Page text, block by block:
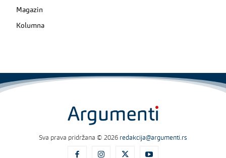
Magazin
Kolumna
Sva prava pridržana © 2026 redakcija@argumenti.rs